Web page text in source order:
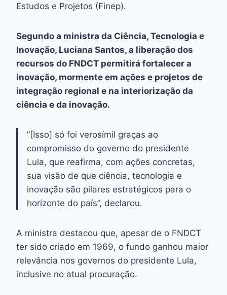
Estudos e Projetos (Finep).
Segundo a ministra da Ciência, Tecnologia e
Inovação, Luciana Santos, a liberação dos
recursos do FNDCT permitirá fortalecer a
inovação, mormente em ações e projetos de
integração regional e na interiorização da
ciência e da inovação.
“[Isso] só foi verosímil graças ao
compromisso do governo do presidente
Lula, que reafirma, com ações concretas,
sua visão de que ciência, tecnologia e
inovação são pilares estratégicos para o
horizonte do país”, declarou.
A ministra destacou que, apesar de o FNDCT
ter sido criado em 1969, o fundo ganhou maior
relevância nos governos do presidente Lula,
inclusive no atual procuração.